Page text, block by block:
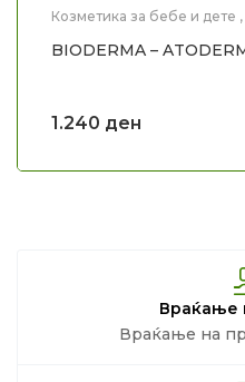
Козметика за бебе и дете ,
BIODERMA –
1.240 ден
Враќање
Враќање на